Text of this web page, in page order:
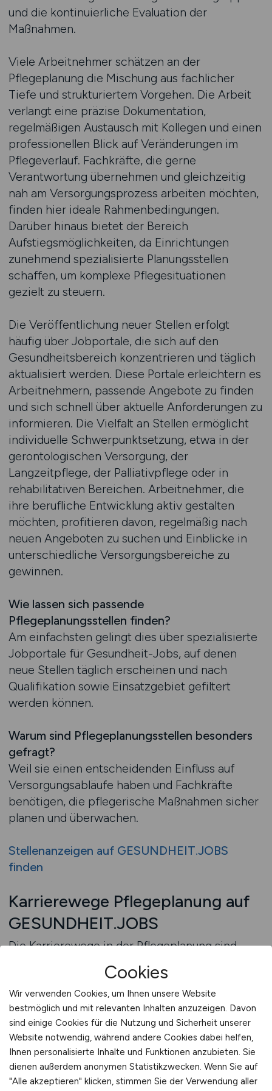
und die kontinuierliche Evaluation der
Maßnahmen.
Viele Arbeitnehmer schätzen an der
Pflegeplanung die Mischung aus fachlicher
Tiefe und strukturiertem Vorgehen. Die Arbeit
verlangt eine präzise Dokumentation,
regelmäßigen Austausch mit Kollegen und einen
professionellen Blick auf Veränderungen im
Pflegeverlauf. Fachkräfte, die gerne
Verantwortung übernehmen und gleichzeitig
nah am Versorgungsprozess arbeiten möchten,
finden hier ideale Rahmenbedingungen.
Darüber hinaus bietet der Bereich
Aufstiegsmöglichkeiten, da Einrichtungen
zunehmend spezialisierte Planungsstellen
schaffen, um komplexe Pflegesituationen
gezielt zu steuern.
Die Veröffentlichung neuer Stellen erfolgt
häufig über Jobportale, die sich auf den
Gesundheitsbereich konzentrieren und täglich
aktualisiert werden. Diese Portale erleichtern es
Arbeitnehmern, passende Angebote zu finden
und sich schnell über aktuelle Anforderungen zu
informieren. Die Vielfalt an Stellen ermöglicht
individuelle Schwerpunktsetzung, etwa in der
gerontologischen Versorgung, der
Langzeitpflege, der Palliativpflege oder in
rehabilitativen Bereichen. Arbeitnehmer, die
ihre berufliche Entwicklung aktiv gestalten
möchten, profitieren davon, regelmäßig nach
neuen Angeboten zu suchen und Einblicke in
unterschiedliche Versorgungsbereiche zu
gewinnen.
Wie lassen sich passende
Pflegeplanungsstellen finden?
Am einfachsten gelingt dies über spezialisierte
Jobportale für Gesundheit-Jobs, auf denen
neue Stellen täglich erscheinen und nach
Qualifikation sowie Einsatzgebiet gefiltert
werden können.
Warum sind Pflegeplanungsstellen besonders
gefragt?
Weil sie einen entscheidenden Einfluss auf
Versorgungsabläufe haben und Fachkräfte
benötigen, die pflegerische Maßnahmen sicher
planen und überwachen.
Stellenanzeigen auf GESUNDHEIT.JOBS
finden
Karrierewege Pflegeplanung auf
GESUNDHEIT.JOBS
Die Karrierewege in der Pflegeplanung sind
vielseitig und bieten Arbeitnehmern langfristige
Entwicklungsmöglichkeiten. Viele beginnen mit
grundlegenden Aufgaben der Bedarfserhebung
oder der Unterstützung bei der Dokumentation
und entwickeln sich schrittweise weiter. Mit
zunehmender Erfahrung eröffnen sich neue
Verantwortungsbereiche, etwa in der
Koordination komplexer Pflegeverläufe, in der
Cookies
Wir verwenden Cookies, um Ihnen unsere Website
bestmöglich und mit relevanten Inhalten anzuzeigen. Davon
sind einige Cookies für die Nutzung und Sicherheit unserer
Website notwendig, während andere Cookies dabei helfen,
Ihnen personalisierte Inhalte und Funktionen anzubieten. Sie
dienen außerdem anonymen Statistikzwecken. Wenn Sie auf
"Alle akzeptieren" klicken, stimmen Sie der Verwendung aller